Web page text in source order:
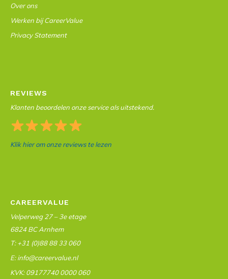
Over ons
Werken bij CareerValue
Privacy Statement
REVIEWS
Klanten beoordelen onze service als uitstekend.
Klik hier om onze reviews te lezen
CAREERVALUE
Velperweg 27 – 3e etage
6824 BC Arnhem
T: +31 (0)88 88 33 060
E: info@careervalue.nl
KVK: 09177740 0000 060